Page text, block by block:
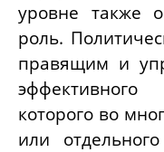
уровне также
роль.
правящим и
которого во
или